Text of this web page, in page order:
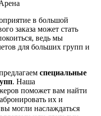
в большой
заказа может стать
ведь мы
для больших групп и
специальные
. Наша
поможет вам найти
их и
могли наслаждаться